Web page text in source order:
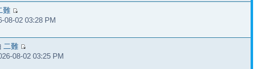
難
08-02 03:28 PM
二難
08-02 03:25 PM